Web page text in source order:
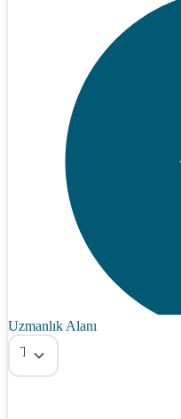
Uzmanlık Alanı
Tümü